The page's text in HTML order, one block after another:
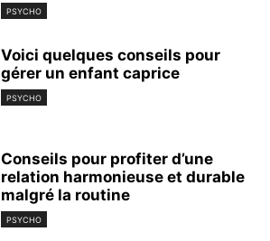
PSYCHO
Voici quelques conseils pour
gérer un enfant caprice
PSYCHO
Conseils pour profiter d’une
relation harmonieuse et durable
malgré la routine
PSYCHO